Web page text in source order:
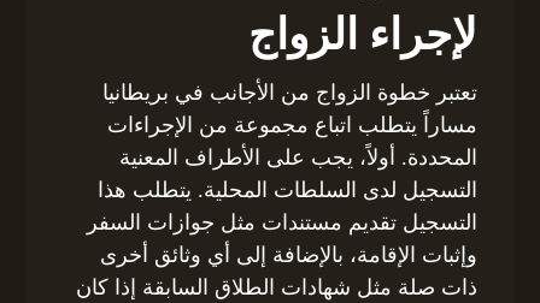
لإجراء الزواج
تعتبر خطوة الزواج من الأجانب في بريطانيا
مساراً يتطلب اتباع مجموعة من الإجراءات
المحددة. أولاً، يجب على الأطراف المعنية
التسجيل لدى السلطات المحلية. يتطلب هذا
التسجيل تقديم مستندات مثل جوازات السفر
وإثبات الإقامة، بالإضافة إلى أي وثائق أخرى
ذات صلة مثل شهادات الطلاق السابقة إذا كان